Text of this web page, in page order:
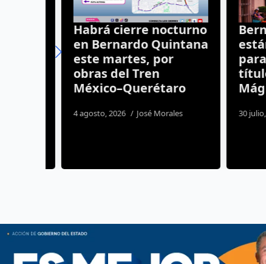
Habrá cierre nocturno
en Bernardo Quintana
este martes, por
obras del Tren
México–Querétaro
4 agosto, 2026 José Morales
para
título
30 julio,